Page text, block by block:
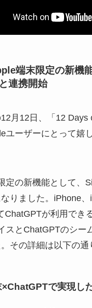
端末限定の新機
連携開始
月12日、「12 Days
ユーザーにとって嬉
定の新機能として、
りました。iPhone、
ChatGPTが利用でき
スとChatGPTのシー
その詳細は以下の通
で実現し